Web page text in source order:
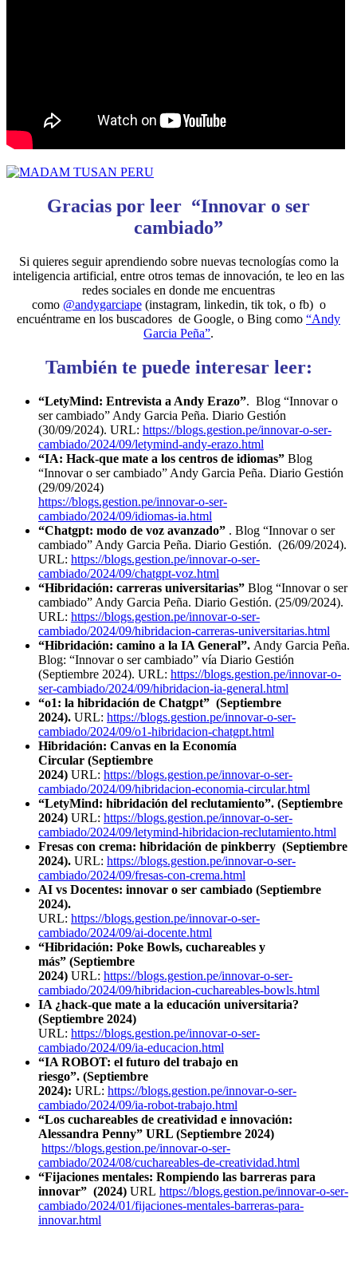
Gracias por leer “Innovar o ser
cambiado”
Si quieres seguir aprendiendo sobre nuevas tecnologías como la
inteligencia artificial, entre otros temas de innovación, te leo en las
redes sociales en donde me encuentras
como @andygarciape(instagram, linkedin, tik tok, o fb) o
encuéntrame en los buscadores de Google, o Bing como “Andy
Garcia Peña”.
También te puede interesar leer:
“LetyMind: Entrevista a Andy Erazo”. Blog “Innovar o
ser cambiado” Andy Garcia Peña. Diario Gestión
(30/09/2024). URL: https://blogs.gestion.pe/innovar-o-ser-
cambiado/2024/09/letymind-andy-erazo.html
“IA: Hack-que mate a los centros de idiomas” Blog
“Innovar o ser cambiado” Andy Garcia Peña. Diario Gestión
(29/09/2024)
https://blogs.gestion.pe/innovar-o-ser-
cambiado/2024/09/idiomas-ia.html
“Chatgpt: modo de voz avanzado” . Blog “Innovar o ser
cambiado” Andy Garcia Peña. Diario Gestión. (26/09/2024).
URL: https://blogs.gestion.pe/innovar-o-ser-
cambiado/2024/09/chatgpt-voz.html
“Hibridación: carreras universitarias” Blog “Innovar o ser
cambiado” Andy Garcia Peña. Diario Gestión. (25/09/2024).
URL: https://blogs.gestion.pe/innovar-o-ser-
cambiado/2024/09/hibridacion-carreras-universitarias.html
“Hibridación: camino a la IA General”. Andy Garcia Peña.
Blog: “Innovar o ser cambiado” vía Diario Gestión
(Septiembre 2024). URL: https://blogs.gestion.pe/innovar-o-
ser-cambiado/2024/09/hibridacion-ia-general.html
“o1: la hibridación de Chatgpt” (Septiembre
2024). URL: https://blogs.gestion.pe/innovar-o-ser-
cambiado/2024/09/o1-hibridacion-chatgpt.html
Hibridación: Canvas en la Economía
Circular (Septiembre
2024) URL: https://blogs.gestion.pe/innovar-o-ser-
cambiado/2024/09/hibridacion-economia-circular.html
“LetyMind: hibridación del reclutamiento”. (Septiembre
2024) URL: https://blogs.gestion.pe/innovar-o-ser-
cambiado/2024/09/letymind-hibridacion-reclutamiento.html
Fresas con crema: hibridación de pinkberry (Septiembre
2024). URL: https://blogs.gestion.pe/innovar-o-ser-
cambiado/2024/09/fresas-con-crema.html
AI vs Docentes: innovar o ser cambiado (Septiembre
2024).
URL: https://blogs.gestion.pe/innovar-o-ser-
cambiado/2024/09/ai-docente.html
“Hibridación: Poke Bowls, cuchareables y
más” (Septiembre
2024) URL: https://blogs.gestion.pe/innovar-o-ser-
cambiado/2024/09/hibridacion-cuchareables-bowls.html
IA ¿hack-que mate a la educación universitaria?
(Septiembre 2024)
URL: https://blogs.gestion.pe/innovar-o-ser-
cambiado/2024/09/ia-educacion.html
“IA ROBOT: el futuro del trabajo en
riesgo”. (Septiembre
2024): URL: https://blogs.gestion.pe/innovar-o-ser-
cambiado/2024/09/ia-robot-trabajo.html
“Los cuchareables de creatividad e innovación:
Alessandra Penny” URL (Septiembre 2024)
https://blogs.gestion.pe/innovar-o-ser-
cambiado/2024/08/cuchareables-de-creatividad.html
“Fijaciones mentales: Rompiendo las barreras para
innovar” (2024) URL https://blogs.gestion.pe/innovar-o-ser-
cambiado/2024/01/fijaciones-mentales-barreras-para-
innovar.html